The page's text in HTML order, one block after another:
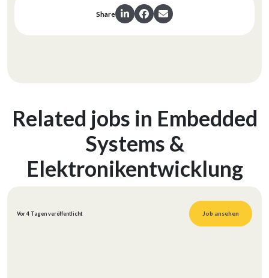
Share
Related jobs in Embedded
Systems &
Elektronikentwicklung
Vor 4 Tagen veröffentlicht Job ansehen